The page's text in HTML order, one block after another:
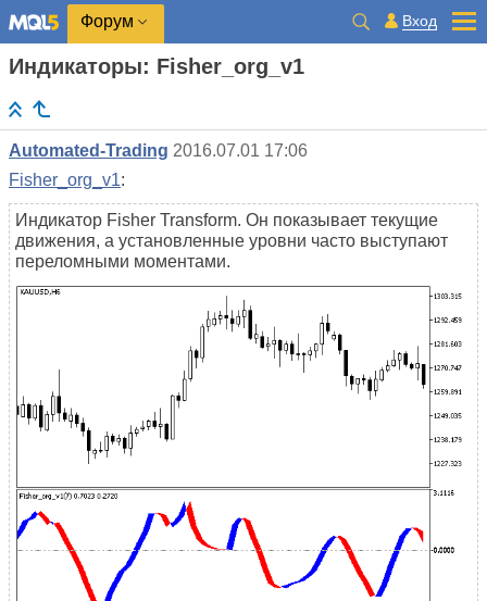
Форум Вход
Индикаторы: Fisher_org_v1
Automated-Trading 2016.07.01 17:06
Fisher_org_v1:
Индикатор Fisher Transform. Он показывает текущие
движения, а установленные уровни часто выступают
переломными моментами.